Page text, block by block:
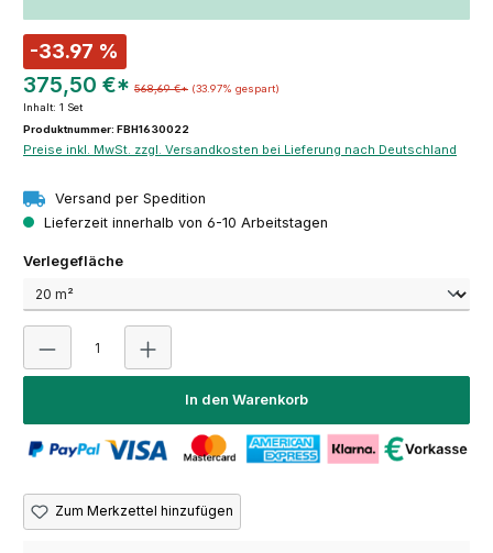
-33.97 %
375,50 €* 568,69 €* (33.97% gespart)
Inhalt: 1 Set
Produktnummer: FBH1630022
Preise inkl. MwSt. zzgl. Versandkosten bei Lieferung nach Deutschland
Versand per Spedition
Lieferzeit innerhalb von 6-10 Arbeitstagen
Verlegeflächeauswählen
In den Warenkorb
Zum Merkzettel hinzufügen